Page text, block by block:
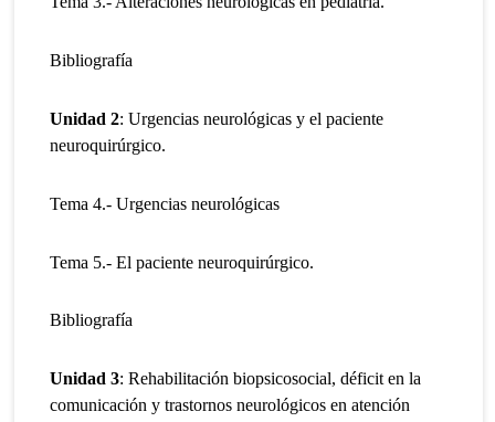
Bibliografía
Unidad 2: Urgencias neurológicas y el paciente
neuroquirúrgico.
Tema 4.- Urgencias neurológicas
Tema 5.- El paciente neuroquirúrgico.
Bibliografía
Unidad 3: Rehabilitación biopsicosocial, déficit en la
comunicación y trastornos neurológicos en atención